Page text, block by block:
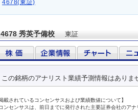
4678(東証)
4678 秀英予備校 東証